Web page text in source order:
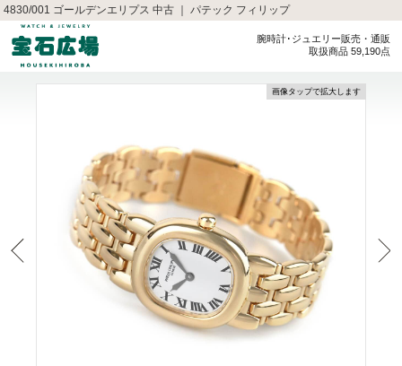
4830/001 ゴールデンエリプス 中古 ｜ パテック フィリップ
腕時計･ジュエリー販売・通販
取扱商品 59,190点
画像タップで拡大します